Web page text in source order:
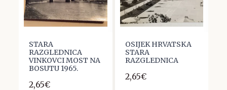
STARA
RAZGLEDNICA
VINKOVCI MOST NA
BOSUTU 1965.
2,65€
OSIJEK HRVATSKA
STARA
RAZGLEDNICA
2,65€